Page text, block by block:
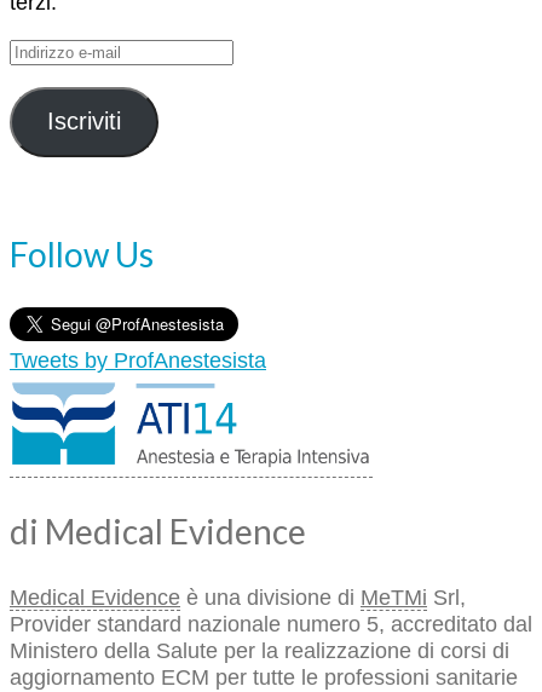
Indirizzo
mail
Iscriviti
Follow Us
Tweets by ProfAnestesista
di Medical Evidence
Medical Evidence è una divisione di MeTMi Srl,
Provider standard nazionale numero 5, accreditato dal
Ministero della Salute per la realizzazione di corsi di
aggiornamento ECM per tutte le professioni sanitarie